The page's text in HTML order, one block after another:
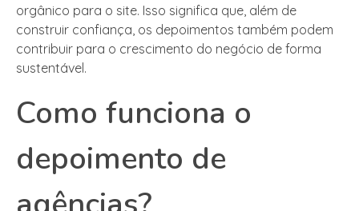
orgânico para o site. Isso significa que, além de
construir confiança, os depoimentos também podem
contribuir para o crescimento do negócio de forma
sustentável.
Como funciona o
depoimento de